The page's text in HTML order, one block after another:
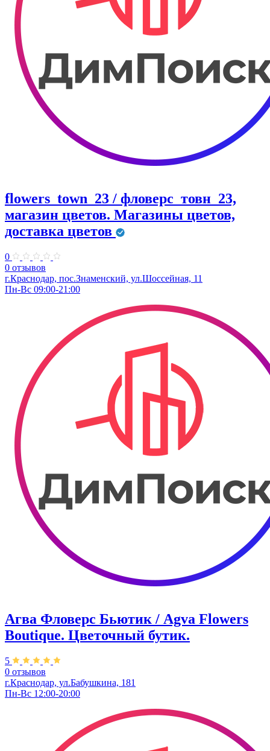
flowers_town_23 / фловерс_товн_23,
магазин цветов. Магазины цветов,
доставка цветов
0
0 отзывов
г.Краснодар, пос.Знаменский, ул.Шоссейная, 11
Пн-Вс 09:00-21:00
Агва Фловерс Бьютик / Agva Flowers
Boutique. ​Цветочный бутик.
5
0 отзывов
г.Краснодар, ул.Бабушкина, 181
Пн-Вс 12:00-20:00